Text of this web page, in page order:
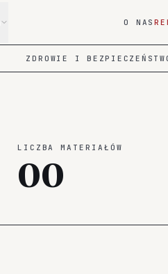
O NAS
ZDROWIE I
LICZBA MATERIAŁÓW
00